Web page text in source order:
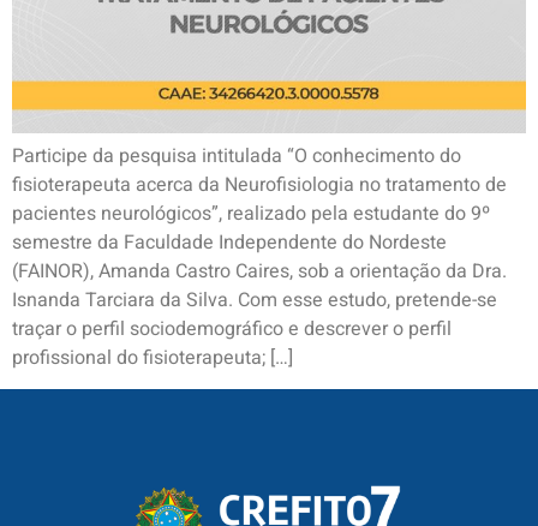
Participe da pesquisa intitulada “O conhecimento do
fisioterapeuta acerca da Neurofisiologia no tratamento de
pacientes neurológicos”, realizado pela estudante do 9º
semestre da Faculdade Independente do Nordeste
(FAINOR), Amanda Castro Caires, sob a orientação da Dra.
Isnanda Tarciara da Silva. Com esse estudo, pretende-se
traçar o perfil sociodemográfico e descrever o perfil
profissional do fisioterapeuta; […]